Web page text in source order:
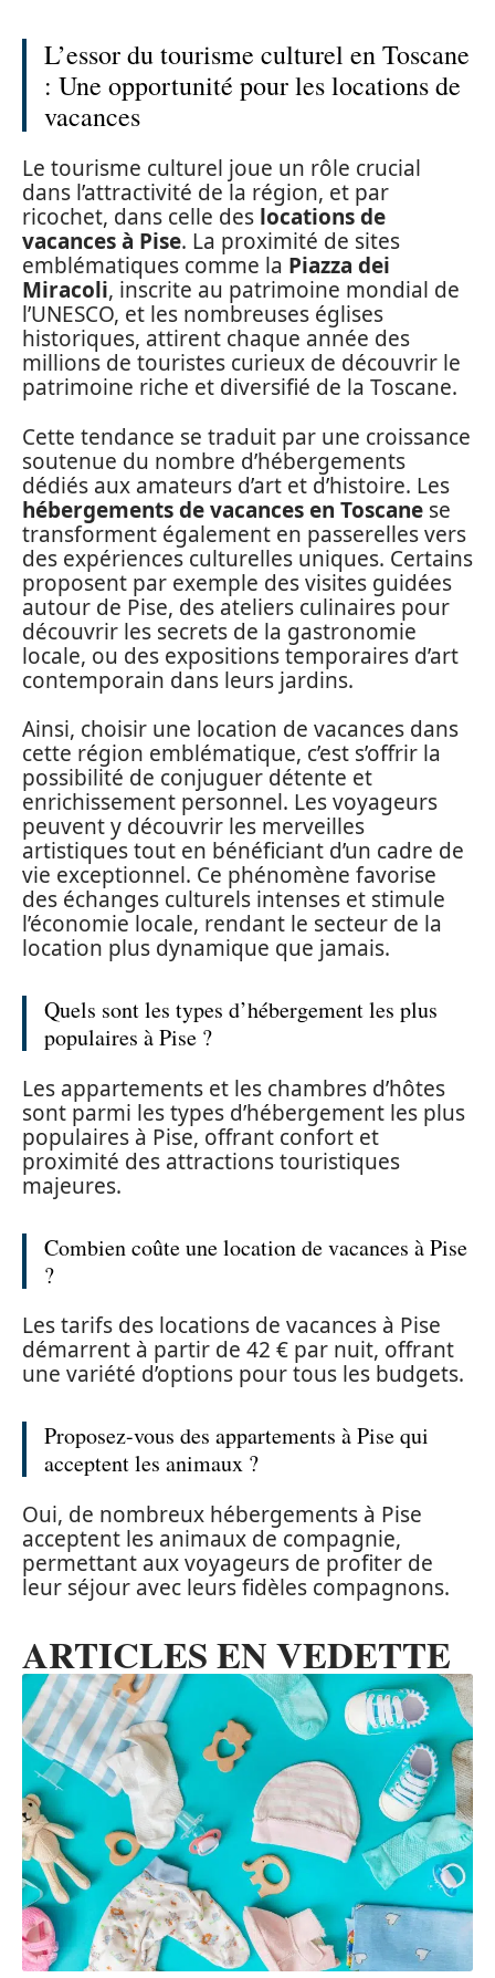
L’essor du tourisme culturel en Toscane
: Une opportunité pour les locations de
vacances
Le tourisme culturel joue un rôle crucial
dans l’attractivité de la région, et par
ricochet, dans celle des locations de
vacances à Pise. La proximité de sites
emblématiques comme la Piazza dei
Miracoli, inscrite au patrimoine mondial de
l’UNESCO, et les nombreuses églises
historiques, attirent chaque année des
millions de touristes curieux de découvrir le
patrimoine riche et diversifié de la Toscane.
Cette tendance se traduit par une croissance
soutenue du nombre d’hébergements
dédiés aux amateurs d’art et d’histoire. Les
hébergements de vacances en Toscane se
transforment également en passerelles vers
des expériences culturelles uniques. Certains
proposent par exemple des visites guidées
autour de Pise, des ateliers culinaires pour
découvrir les secrets de la gastronomie
locale, ou des expositions temporaires d’art
contemporain dans leurs jardins.
Ainsi, choisir une location de vacances dans
cette région emblématique, c’est s’offrir la
possibilité de conjuguer détente et
enrichissement personnel. Les voyageurs
peuvent y découvrir les merveilles
artistiques tout en bénéficiant d’un cadre de
vie exceptionnel. Ce phénomène favorise
des échanges culturels intenses et stimule
l’économie locale, rendant le secteur de la
location plus dynamique que jamais.
Quels sont les types d’hébergement les plus
populaires à Pise ?
Les appartements et les chambres d’hôtes
sont parmi les types d’hébergement les plus
populaires à Pise, offrant confort et
proximité des attractions touristiques
majeures.
Combien coûte une location de vacances à Pise
?
Les tarifs des locations de vacances à Pise
démarrent à partir de 42 € par nuit, offrant
une variété d’options pour tous les budgets.
Proposez-vous des appartements à Pise qui
acceptent les animaux ?
Oui, de nombreux hébergements à Pise
acceptent les animaux de compagnie,
permettant aux voyageurs de profiter de
leur séjour avec leurs fidèles compagnons.
ARTICLES EN VEDETTE